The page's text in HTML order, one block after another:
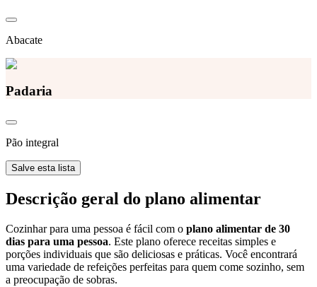
Abacate
Padaria
Pão integral
Salve esta lista
Descrição geral do plano alimentar
Cozinhar para uma pessoa é fácil com o plano alimentar de 30
dias para uma pessoa. Este plano oferece receitas simples e
porções individuais que são deliciosas e práticas. Você encontrará
uma variedade de refeições perfeitas para quem come sozinho, sem
a preocupação de sobras.